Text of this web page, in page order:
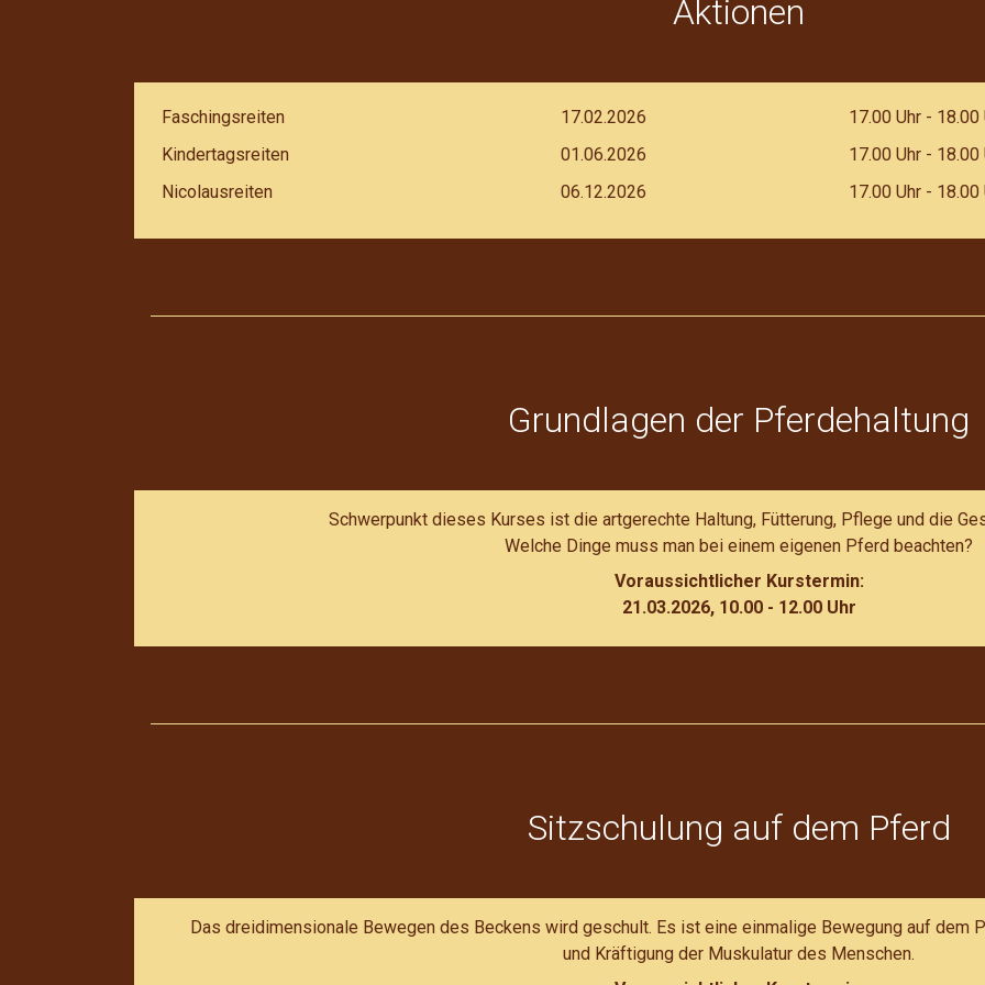
Aktionen
Faschingsreiten 17.02.2026
17.00 Uhr - 18.00
Kindertagsreiten
01.06.2026
17.00 Uhr - 18.00
Nicolausreiten
06.12.2026 17.00 Uhr - 18.00
Grundlagen der Pferdehaltung
Schwerpunkt dieses Kurses ist die artgerechte Haltung, Fütterung, Pflege und die
Welche Dinge muss man bei einem eigenen Pferd beachten?
Voraussichtlicher Kurstermin:
21.03.2026, 10.00 - 12.00 Uhr
Sitzschulung auf dem Pferd
Das dreidimensionale Bewegen des Beckens wird geschult. Es ist eine einmalige Bewegung auf dem
und Kräftigung der Muskulatur des Menschen.